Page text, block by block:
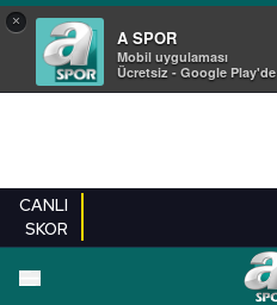
×
A SPOR
Mobil uygulaması
Ücretsiz - Google Play'de
CANLI
SKOR